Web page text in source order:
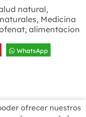
natural,
, Medicina
, alimentacion
WhatsApp
ofrecer nuestros